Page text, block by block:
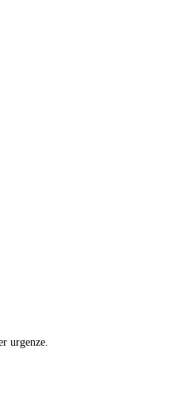
urgenze.